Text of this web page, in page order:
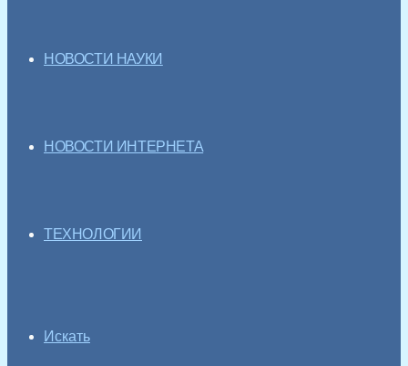
НОВОСТИ НАУКИ
НОВОСТИ ИНТЕРНЕТА
ТЕХНОЛОГИИ
Искать